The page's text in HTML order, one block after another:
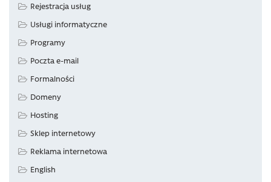
Rejestracja usług
Usługi informatyczne
Programy
Poczta e-mail
Formalności
Domeny
Hosting
Sklep internetowy
Reklama internetowa
English